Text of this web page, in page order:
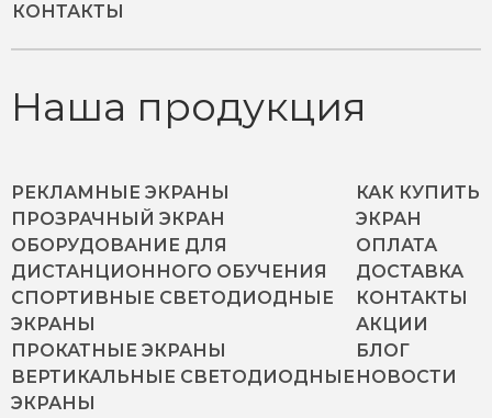
КОНТАКТЫ
Наша продукция
РЕКЛАМНЫЕ ЭКРАНЫ
ПРОЗРАЧНЫЙ ЭКРАН
ОБОРУДОВАНИЕ ДЛЯ
ДИСТАНЦИОННОГО ОБУЧЕНИЯ
СПОРТИВНЫЕ СВЕТОДИОДНЫЕ
ЭКРАНЫ
ПРОКАТНЫЕ ЭКРАНЫ
ВЕРТИКАЛЬНЫЕ СВЕТОДИОДНЫЕ
ЭКРАНЫ
КАК КУПИТЬ
ЭКРАН
ОПЛАТА
ДОСТАВКА
КОНТАКТЫ
АКЦИИ
БЛОГ
НОВОСТИ